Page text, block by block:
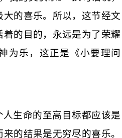
的喜乐。所以，这节经文
的目的，永远是为了荣耀
为乐，这正是《小要理问
生命的至高目标都应该是
的结果是无穷尽的喜乐。